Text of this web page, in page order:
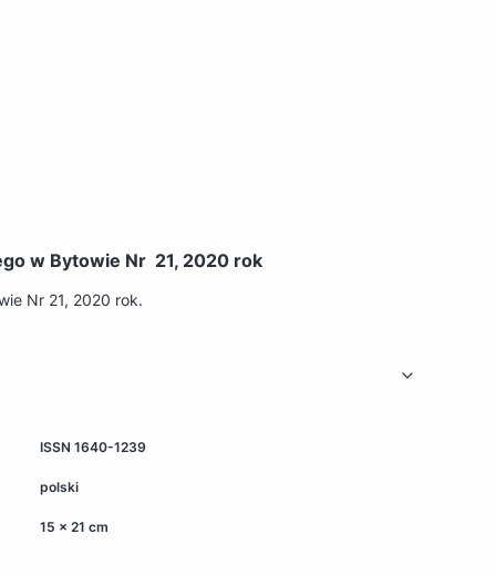
w Bytowie Nr 21, 2020 rok
Nr 21, 2020 rok.
ISSN 1640-1239
polski
15 x 21 cm